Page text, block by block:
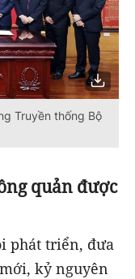
Truyền thống Bộ
quản được
phát triển, đưa
kỷ nguyên